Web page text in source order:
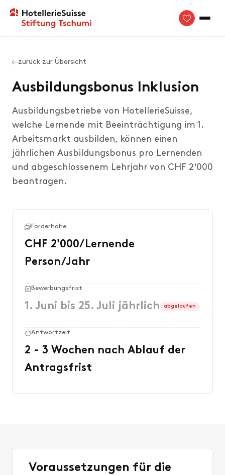
zurück zur Übersicht
Ausbildungsbonus Inklusion
Ausbildungsbetriebe von HotellerieSuisse,
welche Lernende mit Beeinträchtigung im 1.
Arbeitsmarkt ausbilden, können einen
jährlichen Ausbildungsbonus pro Lernenden
und abgeschlossenem Lehrjahr von CHF 2'000
beantragen.
Förderhöhe
CHF 2'000/Lernende
Person/Jahr
Bewerbungsfrist
1. Juni bis 25. Juli jährlich abgelaufen
Antwortzeit
2 - 3 Wochen nach Ablauf der
Antragsfrist
Voraussetzungen für die